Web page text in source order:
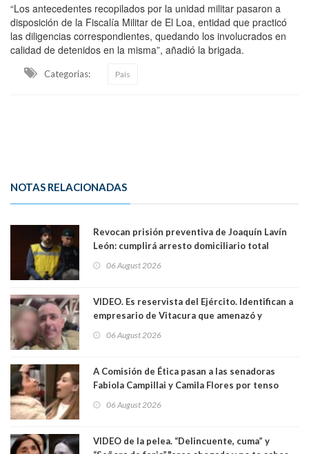
“Los antecedentes recopilados por la unidad militar pasaron a
disposición de la Fiscalía Militar de El Loa, entidad que practicó
las diligencias correspondientes, quedando los involucrados en
calidad de detenidos en la misma”, añadió la brigada.
Categorias: País
NOTAS RELACIONADAS
Revocan prisión preventiva de Joaquín Lavín
León: cumplirá arresto domiciliario total
06 August 2026
VIDEO. Es reservista del Ejército. Identifican a
empresario de Vitacura que amenazó y
al "ring raja". Se trata de Andrés Arrieta y la
06 August 2026
A Comisión de Ética pasan a las senadoras
Fabiola Campillai y Camila Flores por tenso
06 August 2026
VIDEO de la pelea. “Delincuente, cuma” y